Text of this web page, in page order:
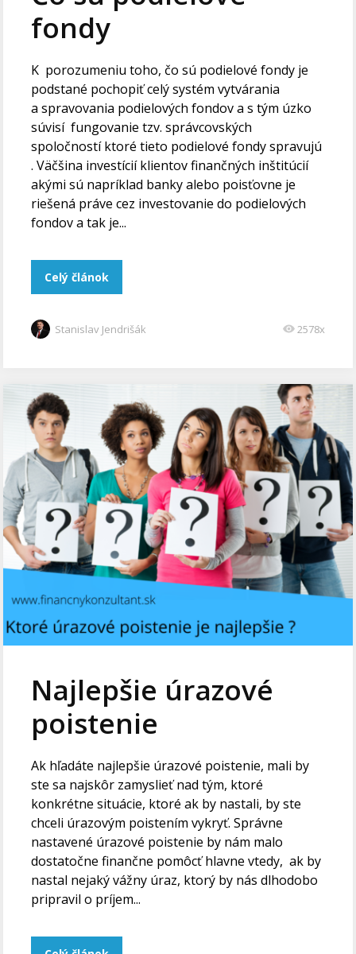
fondy
K porozumeniu toho, čo sú podielové fondy je
podstané pochopiť celý systém vytvárania
a spravovania podielových fondov a s tým úzko
súvisí fungovanie tzv. správcovských
spoločností ktoré tieto podielové fondy spravujú
. Väčšina investícií klientov finančných inštitúcií
akými sú napríklad banky alebo poisťovne je
riešená práve cez investovanie do podielových
fondov a tak je...
Celý článok
Stanislav Jendrišák 2578x
Najlepšie úrazové
poistenie
Ak hľadáte najlepšie úrazové poistenie, mali by
ste sa najskôr zamyslieť nad tým, ktoré
konkrétne situácie, ktoré ak by nastali, by ste
chceli úrazovým poistením vykryť. Správne
nastavené úrazové poistenie by nám malo
dostatočne finančne pomôcť hlavne vtedy, ak by
nastal nejaký vážny úraz, ktorý by nás dlhodobo
pripravil o príjem...